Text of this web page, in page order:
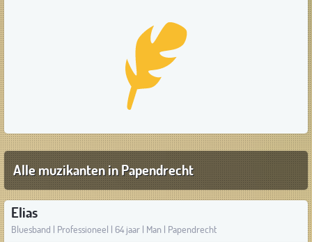
Alle muzikanten in Papendrecht
Elias
Bluesband | Professioneel | 64 jaar | Man | Papendrecht